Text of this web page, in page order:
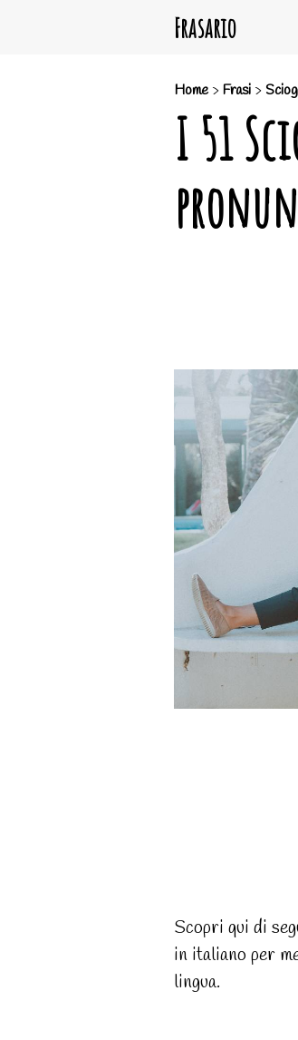
Frasario
Home>Frasi >
I 51
Scopri qui di
in italiano per
lingua.